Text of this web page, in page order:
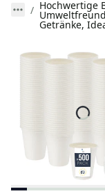
Hochwertige
Getränke,